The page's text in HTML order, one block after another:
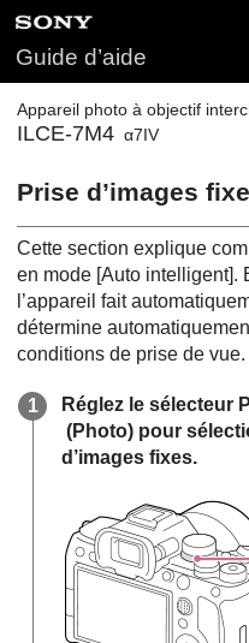
Guide d’aide
Appareil photo à objectif
ILCE-7M4 α7IV
Prise d’images
Cette section explique
en mode [Auto intelligent].
l’appareil fait
détermine
conditions de prise de vue.
Réglez le sélecteur
(Photo) pour
d’images fixes.